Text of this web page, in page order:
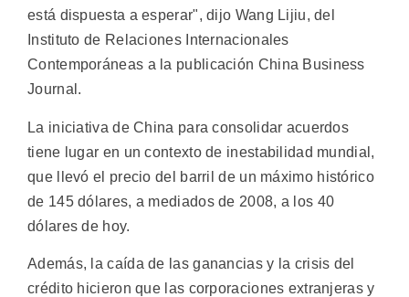
está dispuesta a esperar", dijo Wang Lijiu, del
Instituto de Relaciones Internacionales
Contemporáneas a la publicación China Business
Journal.
La iniciativa de China para consolidar acuerdos
tiene lugar en un contexto de inestabilidad mundial,
que llevó el precio del barril de un máximo histórico
de 145 dólares, a mediados de 2008, a los 40
dólares de hoy.
Además, la caída de las ganancias y la crisis del
crédito hicieron que las corporaciones extranjeras y